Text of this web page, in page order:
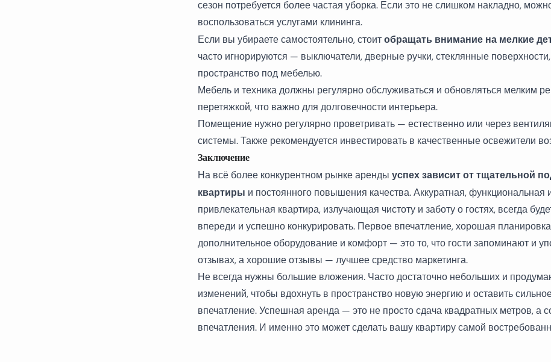
сезон потребуется более частая уборка. Если это не слишком накладно,
воспользоваться услугами клининга.
Если вы убираете самостоятельно, стоит обращать внимание на мелкие
часто игнорируются — выключатели, дверные ручки, стеклянные поверхности,
пространство под мебелью.
Мебель и техника должны регулярно обслуживаться и обновляться мелким
перетяжкой, что важно для долговечности интерьера.
Помещение нужно регулярно проветривать — естественно или через
системы. Также рекомендуется инвестировать в качественные освежители
Заключение
На всё более конкурентном рынке аренды успех зависит от тщательной
квартиры и постоянного повышения качества. Аккуратная, функциональная
привлекательная квартира, излучающая чистоту и заботу о гостях, всегда
впереди и успешно конкурировать. Первое впечатление, хорошая
дополнительное оборудование и комфорт — это то, что гости запоминают и
отзывах, а хорошие отзывы — лучшее средство маркетинга.
Не всегда нужны большие вложения. Часто достаточно небольших и
изменений, чтобы вдохнуть в пространство новую энергию и оставить
впечатление. Успешная аренда — это не просто сдача квадратных метров, а
впечатления. И именно это может сделать вашу квартиру самой